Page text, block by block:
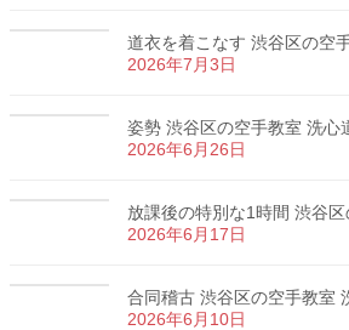
道衣を着こなす 渋谷区の空
2026年7月3日
姿勢 渋谷区の空手教室 洗心
2026年6月26日
放課後の特別な1時間 渋谷
2026年6月17日
合同稽古 渋谷区の空手教室
2026年6月10日